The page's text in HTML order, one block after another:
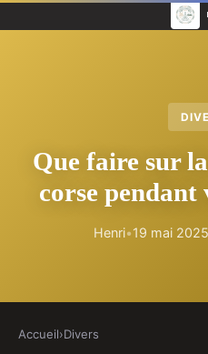
Que faire sur
corse pendant
Henri•19 mai 2025
Accueil›Divers